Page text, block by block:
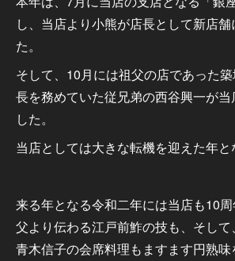
し、当店より小熊が店長として新店
た。
そして、10月には祖父の店であった
長を務めていた従兄弟の西谷興一が当
した。
当店としては大きな転機を迎えた年と
来る年となる令和二年には当店も10
父より伝わる江戸前鮓の技も、そし
青木信子の会席料理もますます円熟